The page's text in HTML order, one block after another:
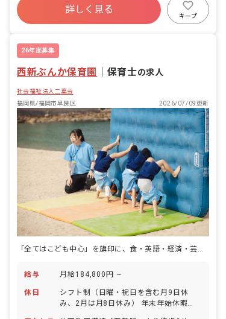
の習得をサポートします。 ■園児年齢
層：0～5歳児
退職金制度
昇給昇進あり
詳しく見る
キープ
26年度募集
西新ぶんか保育園 保育士の求人
社会福祉法人二葉会
福岡県/福岡市早良区
2026/07/09更新
給与 月給184,800円 ~
休日
シフト制（日曜・祝日を含む月9日休
み、2月は月8日休み） 年末年始休暇